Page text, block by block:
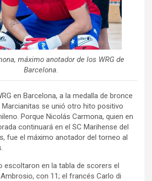
máximo anotador de los WRG de
Barcelona.
en Barcelona, a la medalla de bronce
se unió otro hito positivo
Porque Nicolás Carmona, quien en
continuará en el SC Marihense del
fue el máximo anotador del torneo al
escoltaron en la tabla de scorers el
con 11; el francés Carlo di